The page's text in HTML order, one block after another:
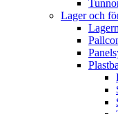
Lager och